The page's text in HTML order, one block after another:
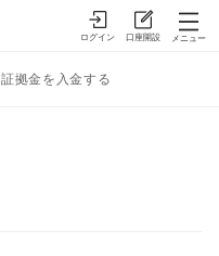
証拠金を入金する
ログイン 口座開設 メニュー